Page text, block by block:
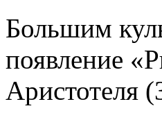
Большим
появление
Аристотеля